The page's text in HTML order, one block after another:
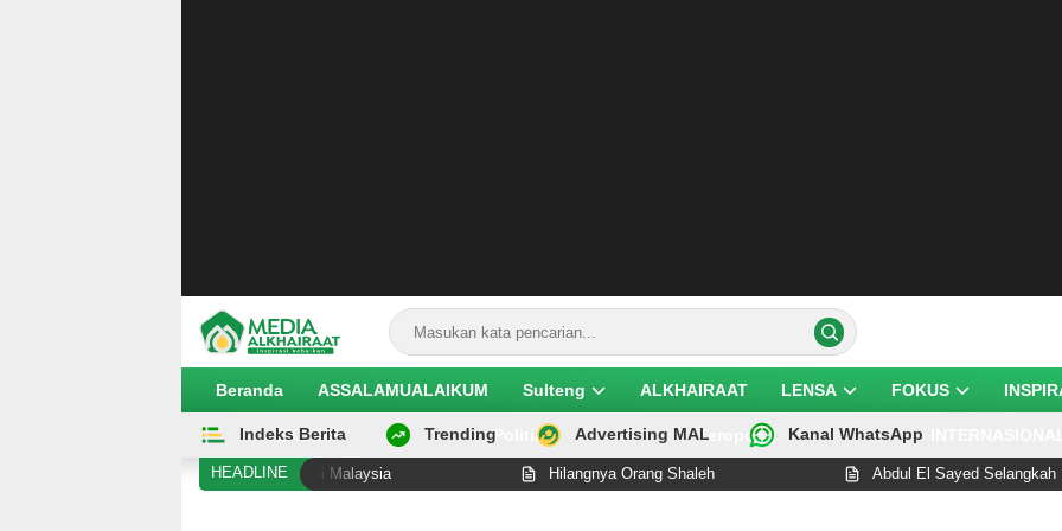
Beranda ASSALAMUALAIKUM Sulteng ALKHAIRAAT LENSA FOKUS
EKOBIS Politik Teropong
Indeks Berita Trending Advertising MAL Kanal WhatsApp
HEADLINE
Alami Pelanggaran Hak di Malaysia Hilangnya Orang Shaleh Abdul El Sayed Selangkah Lagi Cetak